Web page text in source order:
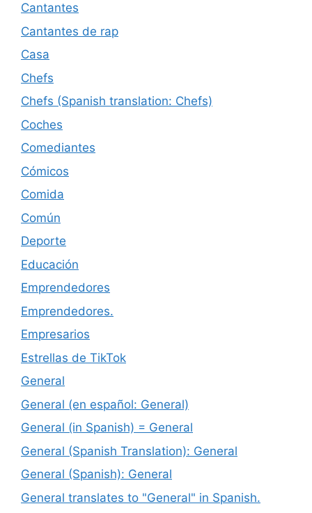
Cantantes
Cantantes de rap
Casa
Chefs
Chefs (Spanish translation: Chefs)
Coches
Comediantes
Cómicos
Comida
Común
Deporte
Educación
Emprendedores
Emprendedores.
Empresarios
Estrellas de TikTok
General
General (en español: General)
General (in Spanish) = General
General (Spanish Translation): General
General (Spanish): General
General translates to "General" in Spanish.